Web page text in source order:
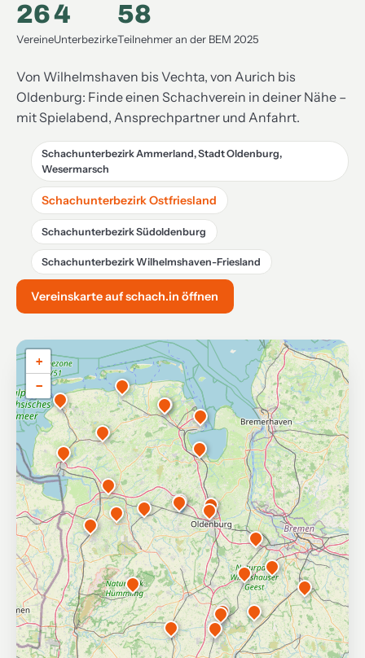
26
Vereine
4
Unterbezirke
58
Teilnehmer an der BEM 2025
Von Wilhelmshaven bis Vechta, von Aurich bis
Oldenburg: Finde einen Schachverein in deiner Nähe –
mit Spielabend, Ansprechpartner und Anfahrt.
Schachunterbezirk Ammerland, Stadt Oldenburg,
Wesermarsch
Schachunterbezirk Ostfriesland
Schachunterbezirk Südoldenburg
Schachunterbezirk Wilhelmshaven-Friesland
Vereinskarte auf schach.in öffnen
+
−